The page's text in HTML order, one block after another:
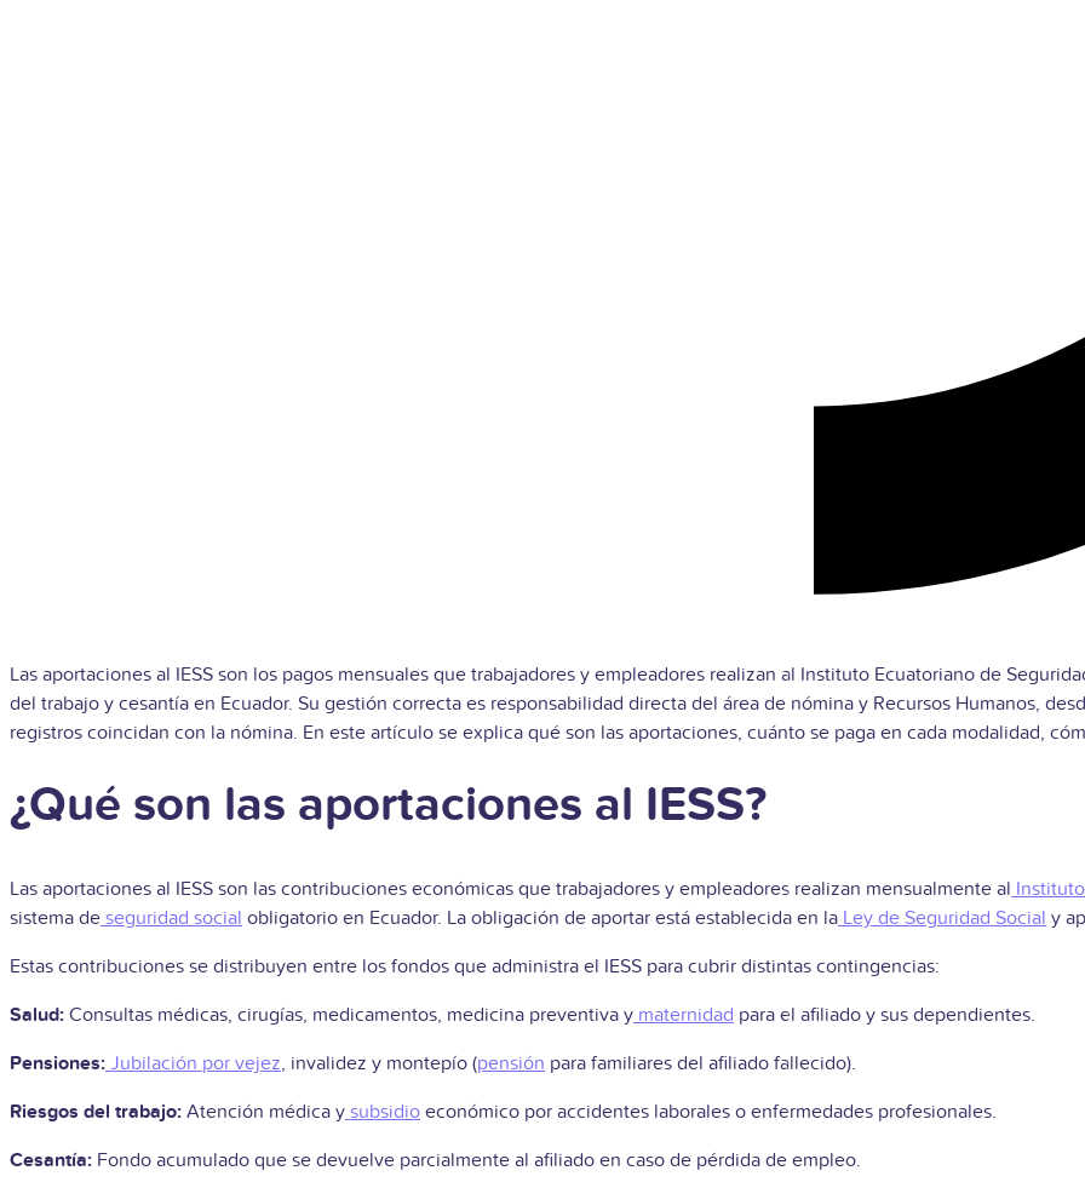
Las aportaciones al IESS son los pagos mensuales que trabajadores y empleadores realizan al Instituto Ecuatoriano de
del trabajo y cesantía en Ecuador. Su gestión correcta es responsabilidad directa del área de nómina y Recursos Humanos,
registros coincidan con la nómina. En este artículo se explica qué son las aportaciones, cuánto se paga en cada modalidad,
¿Qué son las aportaciones al IESS?
Las aportaciones al IESS son las contribuciones económicas que trabajadores y empleadores realizan mensualmente al
sistema de seguridad social obligatorio en Ecuador. La obligación de aportar está establecida en la Ley de Seguridad Social y
Estas contribuciones se distribuyen entre los fondos que administra el IESS para cubrir distintas contingencias:
Salud: Consultas médicas, cirugías, medicamentos, medicina preventiva y maternidad para el afiliado y sus dependientes.
Pensiones: Jubilación por vejez, invalidez y montepío (pensión para familiares del afiliado fallecido).
Riesgos del trabajo: Atención médica y subsidio económico por accidentes laborales o enfermedades profesionales.
Cesantía: Fondo acumulado que se devuelve parcialmente al afiliado en caso de pérdida de empleo.